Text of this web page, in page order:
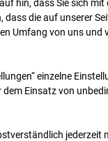
hin, dass Sie sich mit
die auf unserer
Umfang von uns und
einzelne
Einsatz von
jederzeit